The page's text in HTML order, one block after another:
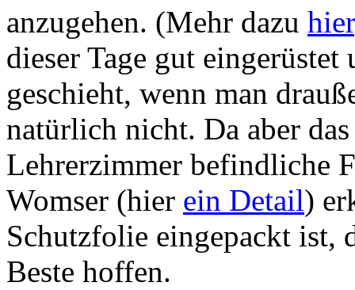
anzugehen. (Mehr dazu hier
dieser Tage gut
geschieht, wenn man
natürlich nicht. Da aber
Lehrerzimmer befindliche
Womser (hier ein Detail)
Schutzfolie eingepackt ist,
Beste hoffen.